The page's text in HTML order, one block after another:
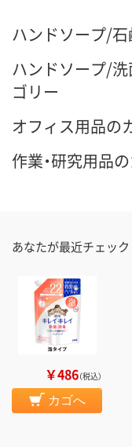
ハンドソープ/
ハンドソープ/
ゴリー
オフィス用品の
作業・研究用品
あなたが最近チェッ
￥486（税込）
カゴへ